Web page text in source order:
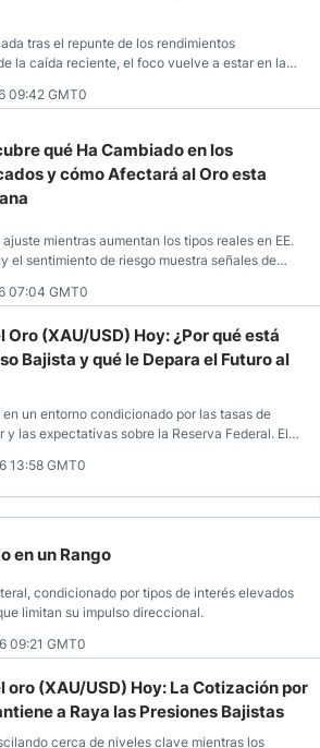
tras el repunte de los rendimientos
la caída reciente, el foco vuelve a estar en las
09:42 GMT0
qué Ha Cambiado en los
y cómo Afectará al Oro esta
mientras aumentan los tipos reales en EE.
el sentimiento de riesgo muestra señales de
07:04 GMT0
(XAU/USD) Hoy: ¿Por qué está
Bajista y qué le Depara el Futuro al
un entorno condicionado por las tasas de
las expectativas sobre la Reserva Federal. El
nuevos catalizadores capaces de alterar el
13:58 GMT0
en un Rango
condicionado por tipos de interés elevados
limitan su impulso direccional.
09:21 GMT0
oro (XAU/USD) Hoy: La Cotización por
a Raya las Presiones Bajistas
cerca de niveles clave mientras los